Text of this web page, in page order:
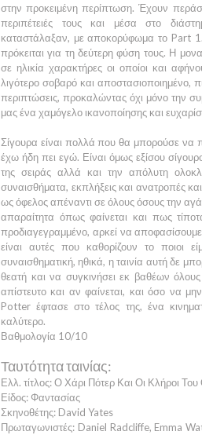
στην προκειμένη περίπτωση. Έχουν
περιπέτειές τους και μέσα στο
καταστάλαξαν, με αποκορύφωμα το Part 1.
πρόκειται για τη δεύτερη φύση τους. Η
σε ηλικία χαρακτήρες οι οποίοι και
λιγότερο σοβαρό και αποστασιοποιημένο,
περιπτώσεις, προκαλώντας όχι μόνο την
μας ένα χαμόγελο ικανοποίησης και
Σίγουρα είναι πολλά που θα μπορούσε να
έχω ήδη πει εγώ. Είναι όμως εξίσου
της σειράς αλλά και την απόλυτη
συναισθήματα, εκπλήξεις και ανατροπές
ως όφελος απέναντι σε όλους όσους την
απαραίτητα όπως φαίνεται και πως
προδιαγεγραμμένο, αρκεί να
είναι αυτές που καθορίζουν το ποιοι
συναισθηματική, ηθικά, η ταινία αυτή δε
θεατή και να συγκινήσει εκ βαθέων
απίστευτο και αν φαίνεται, και όσο να
Potter έφτασε στο τέλος της, ένα
καλύτερο.
Βαθμολογία 10/10
Ταυτότητα ταινίας:
Ελλ. τίτλος: Ο Χάρι Πότερ Και Οι Κλήροι
Είδος: Φαντασίας
Σκηνοθέτης: David Yates
Πρωταγωνιστές: Daniel Radcliffe, Emma